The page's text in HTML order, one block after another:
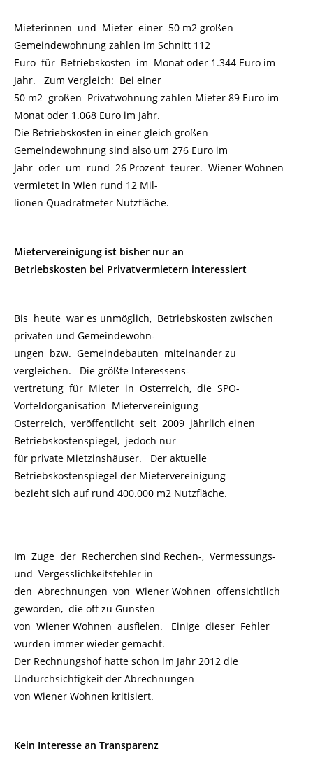
Mieterinnen und Mieter einer 50 m2 großen
Gemeindewohnung zahlen im Schnitt 112
Euro für Betriebskosten im Monat oder 1.344 Euro im
Jahr. Zum Vergleich: Bei einer
50 m2 großen Privatwohnung zahlen Mieter 89 Euro im
Monat oder 1.068 Euro im Jahr.
Die Betriebskosten in einer gleich großen
Gemeindewohnung sind also um 276 Euro im
Jahr oder um rund 26 Prozent teurer. Wiener Wohnen
vermietet in Wien rund 12 Mil-
lionen Quadratmeter Nutzfläche.
Mietervereinigung ist bisher nur an
Betriebskosten bei Privatvermietern interessiert
Bis heute war es unmöglich, Betriebskosten zwischen
privaten und Gemeindewohn-
ungen bzw. Gemeindebauten miteinander zu
vergleichen. Die größte Interessens-
vertretung für Mieter in Österreich, die SPÖ-
Vorfeldorganisation Mietervereinigung
Österreich, veröffentlicht seit 2009 jährlich einen
Betriebskostenspiegel, jedoch nur
für private Mietzinshäuser. Der aktuelle
Betriebskostenspiegel der Mietervereinigung
bezieht sich auf rund 400.000 m2 Nutzfläche.
Im Zuge der Recherchen sind Rechen-, Vermessungs-
und Vergesslichkeitsfehler in
den Abrechnungen von Wiener Wohnen offensichtlich
geworden, die oft zu Gunsten
von Wiener Wohnen ausfielen. Einige dieser Fehler
wurden immer wieder gemacht.
Der Rechnungshof hatte schon im Jahr 2012 die
Undurchsichtigkeit der Abrechnungen
von Wiener Wohnen kritisiert.
Kein Interesse an Transparenz